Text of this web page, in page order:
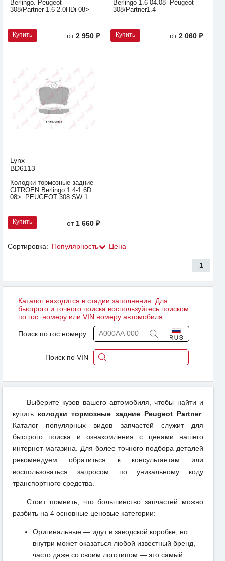
Berlingo. Peugeot
308/Partner 1.6-2.0HDi 08>
Купить от2 950 ₽
Berlingo 1.6 04.08- Peugeot
308/Partner1.4-
Купить от2 060 ₽
Lynx
BD6113
Колодки тормозные задние
CITROEN Berlingo 1.4-1.6D
08>. PEUGEOT 308 SW 1
Купить от 1 660 ₽
Сортировка: Популярность Цена
1
Каталог находится в стадии заполнения. Для
быстрого и точного поиска воспользуйтесь поиском
по гос. номеру или VIN номеру автомобиля.
Поиск по гос.номеру
Поиск по VIN
Выберите кузов вашего автомобиля, чтобы найти и
купить колодки тормозные задние Peugeot Partner.
Каталог популярных видов запчастей служит для
быстрого поиска и ознакомления с ценами нашего
интернет-магазина. Для более точного подбора деталей
рекомендуем обратиться к консультантам или
воспользоваться запросом по уникальному коду
транспортного средства.
Стоит помнить, что большинство запчастей можно
разбить на 4 основные ценовые категории:
Оригинальные — идут в заводской коробке, но
внутри может оказаться любой известный бренд,
часто даже со своим логотипом — это самый